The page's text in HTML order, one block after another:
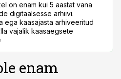
on enam kui 5 aastat vana
digitaalsesse arhiivi.
ega kaasajasta arhiveeritud
vajalik kaasaegsete
enam